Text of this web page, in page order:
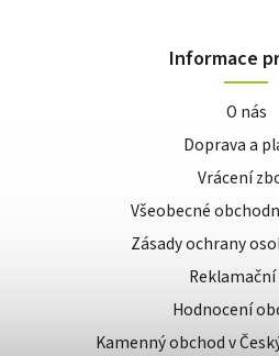
Informace
O nás
Doprava a
Vrácení
Všeobecné
Zásady ochrany
Reklamační
Hodnocení
Kamenný obchod v